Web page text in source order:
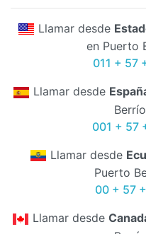
Llamar desde
en Puerto
011 + 57
Llamar desde
001 + 57
Llamar desde
Puerto
00 + 57
Llamar desde